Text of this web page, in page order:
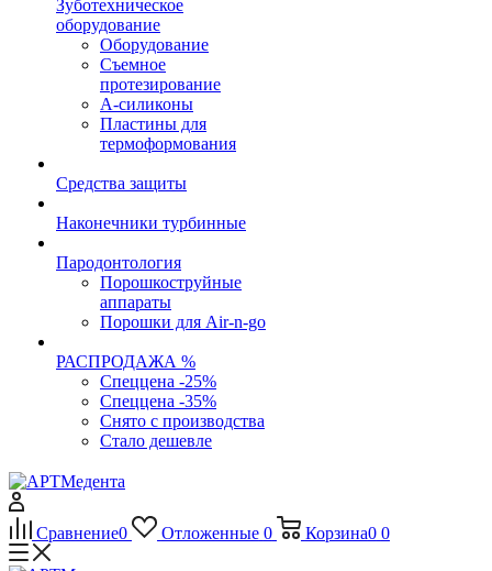
Зуботехническое
оборудование
Оборудование
Съемное
протезирование
А-силиконы
Пластины для
термоформования
Средства защиты
Наконечники турбинные
Пародонтология
Порошкоструйные
аппараты
Порошки для Air-n-go
РАСПРОДАЖА %
Спеццена -25%
Спеццена -35%
Снято с производства
Стало дешевле
Сравнение0 Отложенные 0 Корзина0 0